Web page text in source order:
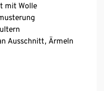
mit Wolle
Ausschnitt, Ärmeln
perfekter Sitz, hoher